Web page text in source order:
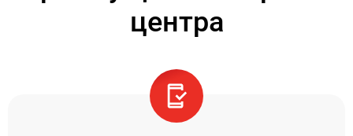
центра